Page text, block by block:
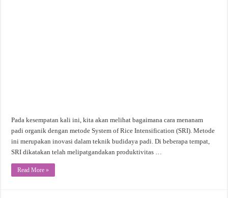
Pada kesempatan kali ini, kita akan melihat bagaimana cara menanam
padi organik dengan metode System of Rice Intensification (SRI). Metode
ini merupakan inovasi dalam teknik budidaya padi. Di beberapa tempat,
SRI dikatakan telah melipatgandakan produktivitas …
Read More »